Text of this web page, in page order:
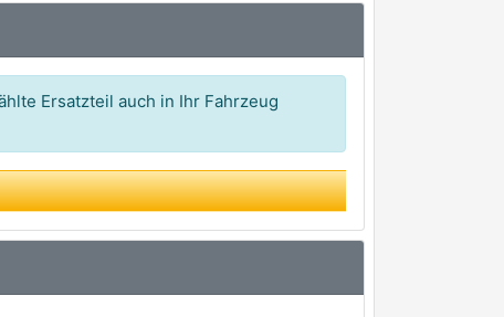
Ersatzteil auch in Ihr Fahrzeug